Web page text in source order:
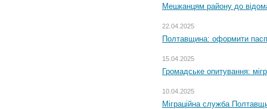
Мешканцям району до
22.04.2025
Полтавщина: оформити
15.04.2025
Громадське опитування:
10.04.2025
Міграційна служба